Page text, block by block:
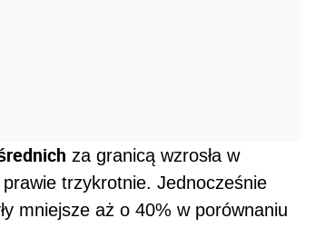
za granicą wzrosła w
trzykrotnie. Jednocześnie
mniejsze aż o 40% w porównaniu